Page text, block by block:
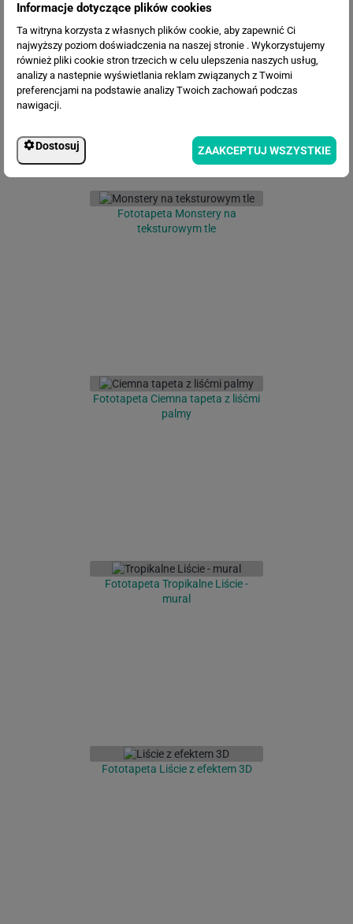
Fototapeta Liście Monstera
Fototapeta Monstery na
teksturowym tle
Fototapeta Ciemna tapeta z liśćmi
palmy
Fototapeta Tropikalne Liście -
mural
Fototapeta Liście z efektem 3D
Informacje dotyczące plików cookies
Ta witryna korzysta z własnych plików cookie, aby zapewnić Ci
najwyższy poziom doświadczenia na naszej stronie . Wykorzystujemy
również pliki cookie stron trzecich w celu ulepszenia naszych usług,
analizy a nastepnie wyświetlania reklam związanych z Twoimi
preferencjami na podstawie analizy Twoich zachowań podczas
nawigacji.
Dostosuj ZAAKCEPTUJ WSZYSTKIE